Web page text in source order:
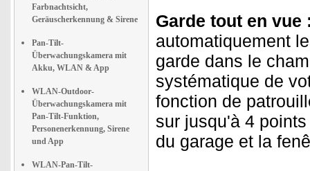
Farbnachtsicht,
Geräuscherkennung & Sirene
Pan-Tilt-
Überwachungskamera mit
Akku, WLAN & App
WLAN-Outdoor-
Überwachungskamera mit
Pan-Tilt-Funktion,
Personenerkennung, Sirene
und App
WLAN-Pan-Tilt-
Garde tout en vue
automatiquement
garde dans le
systématique de
fonction de
sur jusqu'à 4
du garage et la